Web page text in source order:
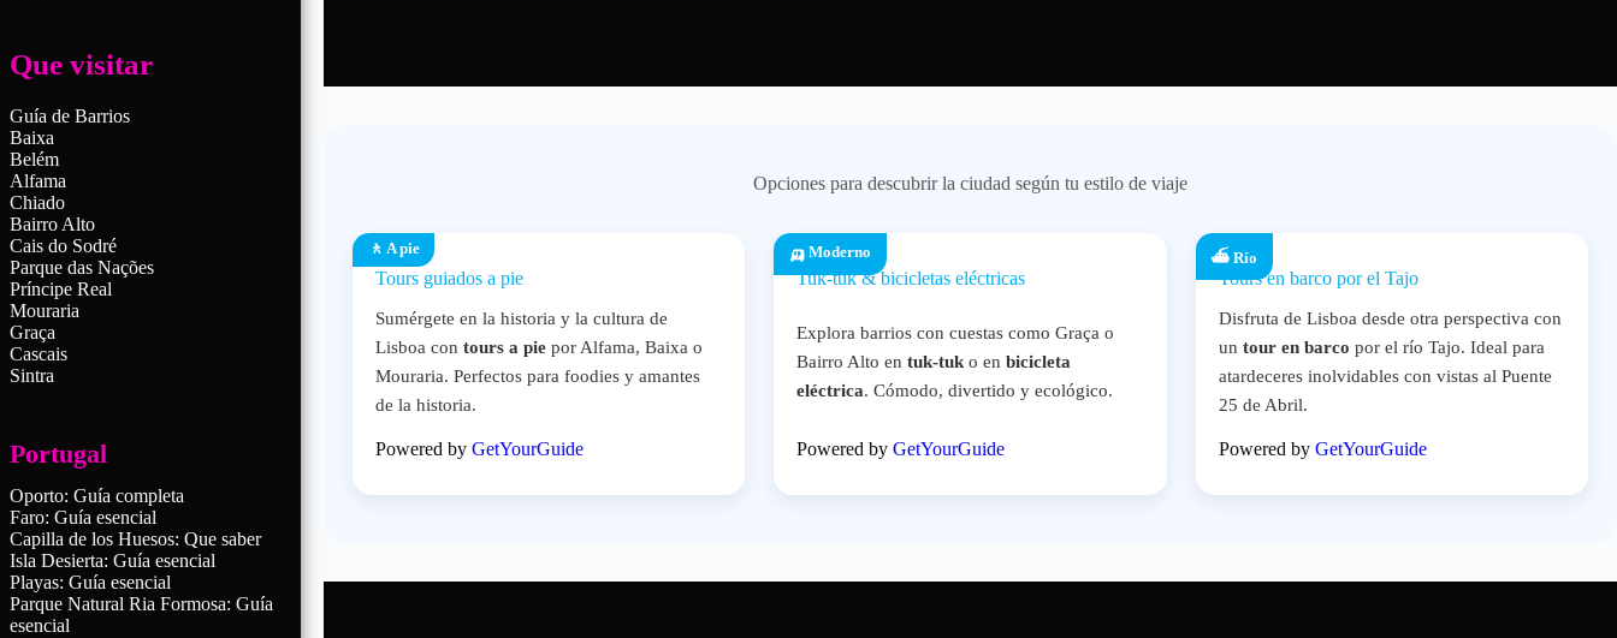
Opciones para descubrir la ciudad según tu estilo de viaje
🚶 A pie
Tours guiados a pie
Sumérgete en la historia y la cultura de
Lisboa con tours a piepor Alfama, Baixa o
Mouraria. Perfectos para foodies y amantes
de la historia.
Powered by GetYourGuide
🛺 Moderno
Tuk-tuk & bicicletas eléctricas
Explora barrios con cuestas como Graça o
Bairro Alto entuk-tuko enbicicleta
eléctrica. Cómodo, divertido y ecológico.
Powered byGetYourGuide
⛴️ Río
Tours en barco por el Tajo
Disfruta de Lisboa desde otra perspectiva con
un tour en barco por el río Tajo. Ideal para
atardeceres inolvidables con vistas al Puente
25 de Abril.
Powered by GetYourGuide
Que visitar
Guía de Barrios
Baixa
Belém
Alfama
Chiado
Bairro Alto
Cais do Sodré
Parque das Nações
Príncipe Real
Mouraria
Graça
Cascais
Sintra
Portugal
Oporto: Guía completa
Faro: Guía esencial
Capilla de los Huesos: Que saber
Isla Desierta: Guía esencial
Playas: Guía esencial
Parque Natural Ria Formosa: Guía
esencial